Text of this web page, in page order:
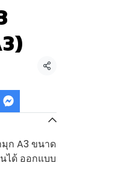
แชร์
มุก A3 ขนาด
ได้ ออกแบบ